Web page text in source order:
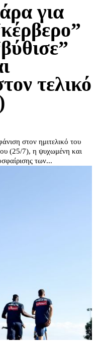
για
τελικό
στον ημιτελικό του
(25/7), η ψυχωμένη και
των...